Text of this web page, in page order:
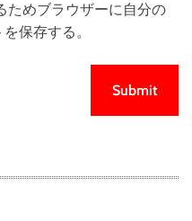
ためブラウザーに自分の
保存する。